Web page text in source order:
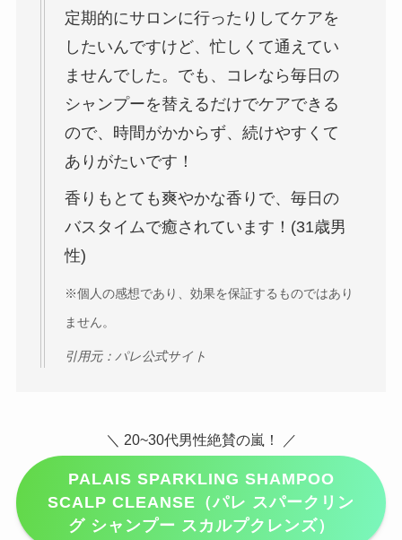
定期的にサロンに行ったりしてケアを
したいんですけど、忙しくて通えてい
ませんでした。でも、コレなら毎日の
シャンプーを替えるだけでケアできる
ので、時間がかからず、続けやすくて
ありがたいです！
香りもとても爽やかな香りで、毎日の
バスタイムで癒されています！(31歳男
性)
※個人の感想であり、効果を保証するものではあり
ません。
引用元：パレ公式サイト
＼ 20~30代男性絶賛の嵐！ ／
PALAIS SPARKLING SHAMPOO
SCALP CLEANSE（パレ スパークリン
グ シャンプー スカルプクレンズ）